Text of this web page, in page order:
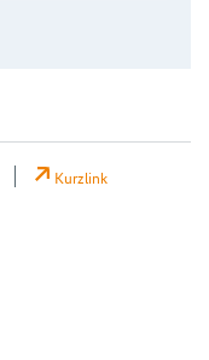
Kurzlink